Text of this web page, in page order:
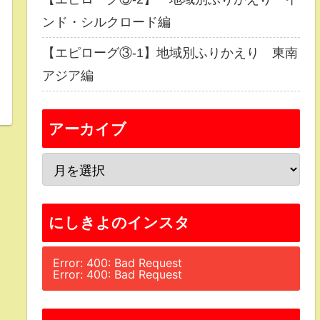
ンド・シルクロード編
【エピローグ③-1】地域別ふりかえり 東南
アジア編
アーカイブ
にしきよのインスタ
Error: 400: Bad Request
Error: 400: Bad Request